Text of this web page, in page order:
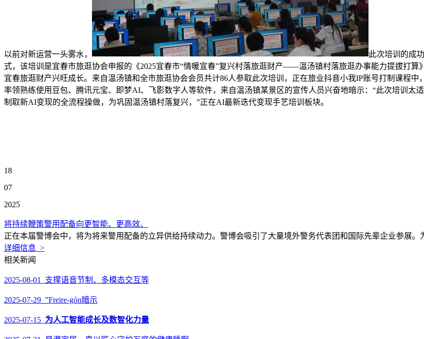
以前对新运营一头雾水，
此次培训的成
式，该培训是宜春市旅逛协会申报的《2025宜春市“情暖宜春”复兴村落旅逛财产——温汤镇村落旅逛办事能力提拔打
宜春旅逛财产兴旺成长。来自温汤镇和全市旅逛协会会员共计86人参取此次培训，正在旅业抖音小我IP账号打制课程
率领熟练使用豆包、腾讯元宝、即梦AI、飞影数字人等软件，来自温汤镇某景区的宣传人员兴奋地暗示：“此次培训太
制取新AI变现的全流程操做，为巩固温汤镇村落复兴，”正在AI最新迭代变现手艺培训板块。
18
07
2025
将持续鞭策警用配备向更智能、更高效、
正在本届警博会中，将为将来警用配备的立异供给持续动力。警博会吸引了大量境外警务代表团和国际先辈企业参展。
详细信息 >
相关新闻
2025-08-01 支撑语音节制、多模态交互等
2025-07-29 ”Freire-gón暗示
2025-07-15 为人工智能成长及数智化力量